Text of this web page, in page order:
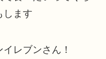
します
レブンさん！